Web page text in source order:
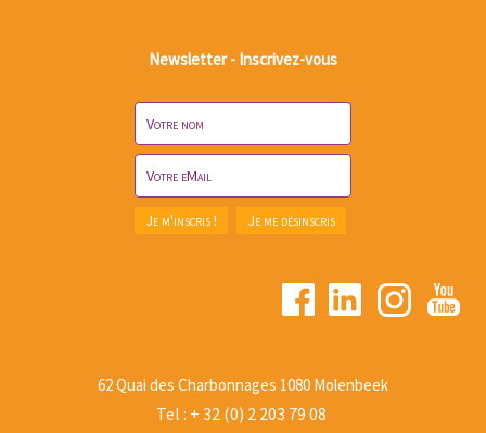
Newsletter - Inscrivez-vous
62 Quai des Charbonnages 1080 Molenbeek
Tel : + 32 (0) 2 203 79 08